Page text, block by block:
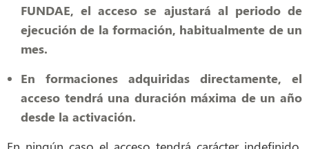
FUNDAE, el acceso se ajustará al periodo de
ejecución de la formación, habitualmente de un
mes.
En formaciones adquiridas directamente, el
acceso tendrá una duración máxima de un año
desde la activación.